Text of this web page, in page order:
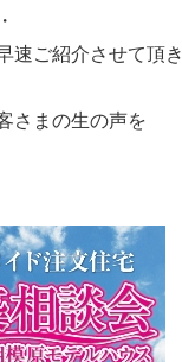
速ご紹介させて頂
さまの生の声を